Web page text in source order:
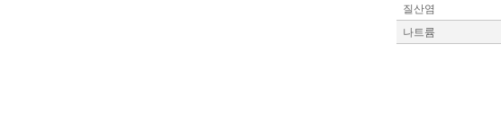
질산염
나트륨